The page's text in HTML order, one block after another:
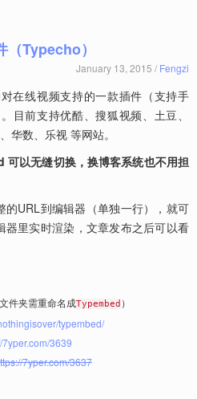
Typecho）
January 13, 2015 / Fengzi
在线视频支持的一款插件（支持手
目前支持优酷、搜狐视频、土豆、
华数、乐视 等网站。
以无缝切换，换博客系统也不用担
URL到编辑器（单独一行），就可
器里实时渲染，文章发布之后可以看
文件夹需重命名成Typembed ）
typembed/
7yper.com/3639
7yper.com/3637